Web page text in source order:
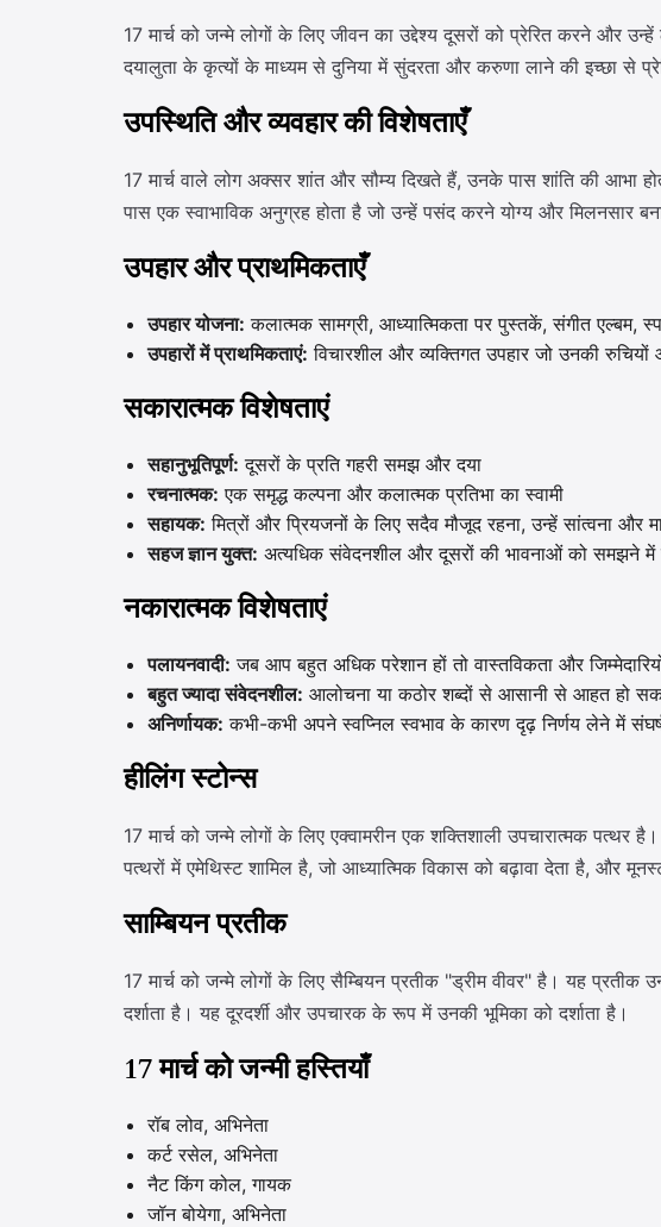
17 मार्च को जन्मे लोगों के लिए जीवन का उद्देश्य दूसरों को प्रेरित करने और
दयालुता के कृत्यों के माध्यम से दुनिया में सुंदरता और करुणा लाने की इच्छा से
उपस्थिति और व्यवहार की विशेषताएँ
17 मार्च वाले लोग अक्सर शांत और सौम्य दिखते हैं, उनके पास शांति की आभा
पास एक स्वाभाविक अनुग्रह होता है जो उन्हें पसंद करने योग्य और मिलनसार
उपहार और प्राथमिकताएँ
उपहार योजना: कलात्मक सामग्री, आध्यात्मिकता पर पुस्तकें, संगीत एल्बम,
उपहारों में प्राथमिकताएं: विचारशील और व्यक्तिगत उपहार जो उनकी
सकारात्मक विशेषताएं
सहानुभूतिपूर्ण: दूसरों के प्रति गहरी समझ और दया
रचनात्मक: एक समृद्ध कल्पना और कलात्मक प्रतिभा का स्वामी
सहायक: मित्रों और प्रियजनों के लिए सदैव मौजूद रहना, उन्हें सांत्वना और
सहज ज्ञान युक्त: अत्यधिक संवेदनशील और दूसरों की भावनाओं को समझने में
नकारात्मक विशेषताएं
पलायनवादी: जब आप बहुत अधिक परेशान हों तो वास्तविकता और
बहुत ज्यादा संवेदनशील: आलोचना या कठोर शब्दों से आसानी से आहत हो
अनिर्णायक: कभी-कभी अपने स्वप्निल स्वभाव के कारण दृढ़ निर्णय लेने में
हीलिंग स्टोन्स
17 मार्च को जन्मे लोगों के लिए एक्वामरीन एक शक्तिशाली उपचारात्मक
पत्थरों में एमेथिस्ट शामिल है, जो आध्यात्मिक विकास को बढ़ावा देता है, और
साम्बियन प्रतीक
17 मार्च को जन्मे लोगों के लिए सैम्बियन प्रतीक "ड्रीम वीवर" है। यह
दर्शाता है। यह दूरदर्शी और उपचारक के रूप में उनकी भूमिका को दर्शाता है।
17 मार्च को जन्मी हस्तियाँ
रॉब लोव, अभिनेता
कर्ट रसेल, अभिनेता
नैट किंग कोल, गायक
जॉन बोयेगा, अभिनेता